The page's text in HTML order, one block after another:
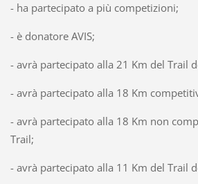
- ha partecipato a più competizioni;
- è donatore AVIS;
- avrà partecipato alla 21 Km del Trail
- avrà partecipato alla 18 Km
- avrà partecipato alla 18 Km non
Trail;
- avrà partecipato alla 11 Km del Trail